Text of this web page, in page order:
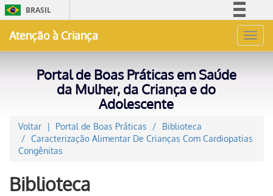
BRASIL
Acesso à informação
Atenção à Criança
Portal de Boas Práticas em Saúde
da Mulher, da Criança e do
Adolescente
Voltar Portal de Boas Práticas
Biblioteca
Caracterização Alimentar De Crianças Com Cardiopatias
Congênitas
Biblioteca